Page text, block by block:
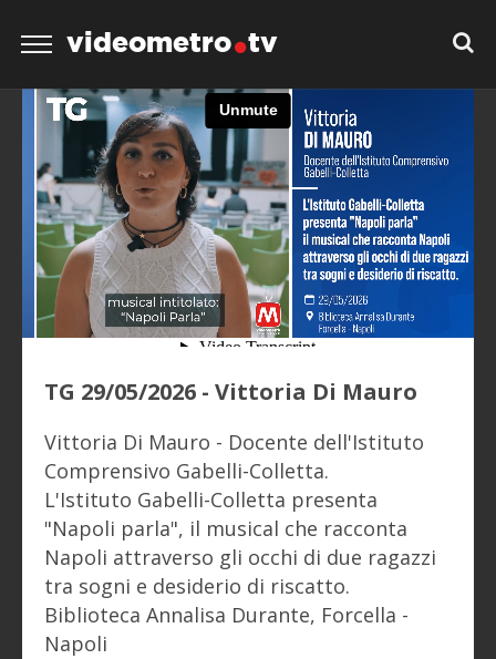
videometro tv
TG 29/05/2026 - Vittoria Di Mauro
Vittoria Di Mauro - Docente dell'Istituto
Comprensivo Gabelli-Colletta.
L'Istituto Gabelli-Colletta presenta
"Napoli parla", il musical che racconta
Napoli attraverso gli occhi di due ragazzi
tra sogni e desiderio di riscatto.
Biblioteca Annalisa Durante, Forcella -
Napoli